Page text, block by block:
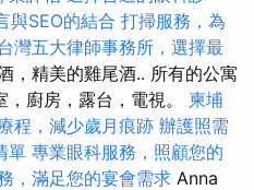
與SEO的結合 打掃服務，為
灣五大律師事務所，選擇最
，精美的雞尾酒.. 所有的公寓
廚房，露台，電視。 柬埔
程，減少歲月痕跡 辦護照需
單 專業眼科服務，照顧您的
，滿足您的宴會需求 Anna